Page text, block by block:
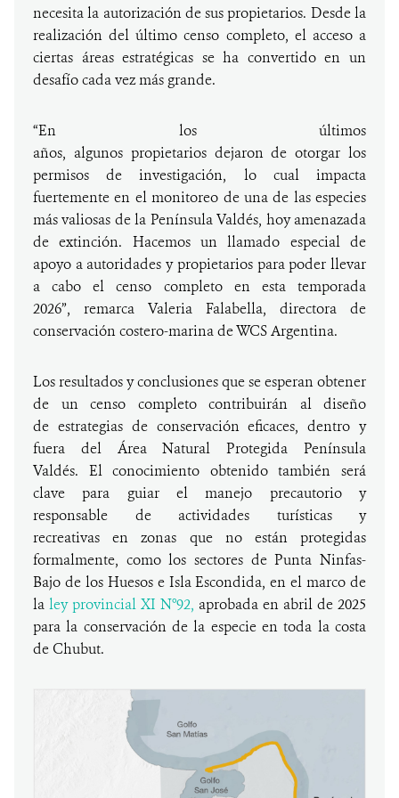
necesita la autorización de sus propietarios. Desde la
realización del último censo completo, el acceso a
ciertas áreas estratégicas se ha convertido en un
desafío cada vez más grande.
“En los últimos
años, algunos propietarios dejaron de otorgar los
permisos de investigación, lo cual impacta
fuertemente en el monitoreo de una de las especies
más valiosas de la Península Valdés, hoy amenazada
de extinción. Hacemos un llamado especial de
apoyo a autoridades y propietarios para poder llevar
a cabo el censo completo en esta temporada
2026”, remarca Valeria Falabella, directora de
conservación costero-marina de WCS Argentina.
Los resultados y conclusiones que se esperan obtener
de un censo completo contribuirán al diseño
de estrategias de conservación eficaces, dentro y
fuera del Área Natural Protegida Península
Valdés. El conocimiento obtenido también será
clave para guiar el manejo precautorio y
responsable de actividades turísticas y
recreativas en zonas que no están protegidas
formalmente, como los sectores de Punta Ninfas-
Bajo de los Huesos e Isla Escondida, en el marco de
la ley provincial XI N°92, aprobada en abril de 2025
para la conservación de la especie en toda la costa
de Chubut.